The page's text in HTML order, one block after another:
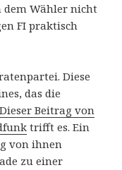
dem Wähler nicht
FI praktisch
Diese
das die
Dieser Beitrag von
trifft es. Ein
von ihnen
zu einer